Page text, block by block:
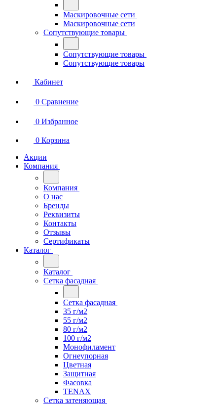
Маскировочные сети
Маскировочные сети
Сопутствующие товары
Сопутствующие товары
Сопутствующие товары
Кабинет
0 Сравнение
0 Избранное
0 Корзина
Акции
Компания
Компания
О нас
Бренды
Реквизиты
Контакты
Отзывы
Сертификаты
Каталог
Каталог
Сетка фасадная
Сетка фасадная
35 г/м2
55 г/м2
80 г/м2
100 г/м2
Монофиламент
Огнеупорная
Цветная
Защитная
Фасовка
TENAX
Сетка затеняющая